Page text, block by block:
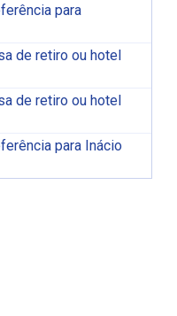
para
de retiro ou hotel
de retiro ou hotel
para Inácio